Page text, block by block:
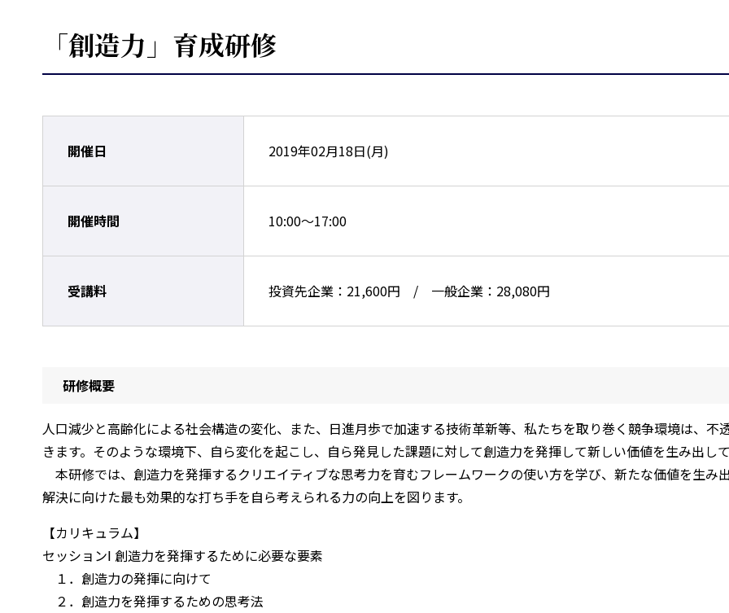
「創造力」育成研修
開催日 2019年02月18日(月)
開催時間 10:00～17:00
受講料 投資先企業：21,600円 / 一般企業：28,080円
研修概要
人口減少と高齢化による社会構造の変化、また、日進月歩で加速する技術革新等、私たちを取り巻く競争環境は、
きます。そのような環境下、自ら変化を起こし、自ら発見した課題に対して創造力を発揮して新しい価値を生み出し
本研修では、創造力を発揮するクリエイティブな思考力を育むフレームワークの使い方を学び、新たな価値を生み
解決に向けた最も効果的な打ち手を自ら考えられる力の向上を図ります。
【カリキュラム】
セッションⅠ 創造力を発揮するために必要な要素
１．創造力の発揮に向けて
２．創造力を発揮するための思考法